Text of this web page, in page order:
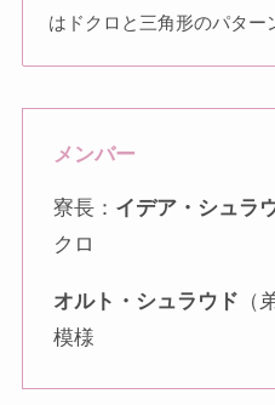
はドクロと三角形のパター
メンバー
寮長： イデア・シュラ
クロ
オルト・シュラウド （
模様